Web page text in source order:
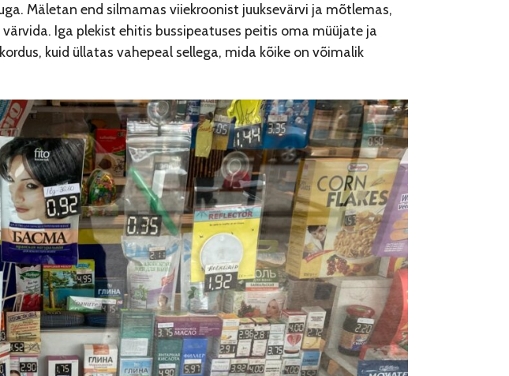
Mäletan end silmamas viiekroonist juuksevärvi ja mõtlemas,
Iga plekist ehitis bussipeatuses peitis oma müüjate ja
kuid üllatas vahepeal sellega, mida kõike on võimalik